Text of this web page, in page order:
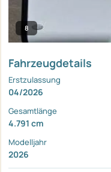
8
Fahrzeugdetails
Erstzulassung
04/2026
Gesamtlänge
4.791 cm
Modelljahr
2026